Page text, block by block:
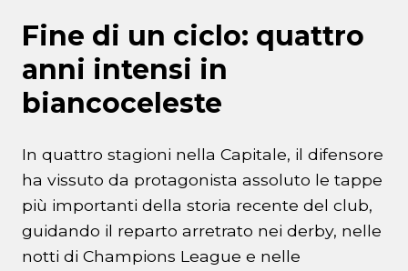
Fine di un ciclo: quattro
anni intensi in
biancoceleste
In quattro stagioni nella Capitale, il difensore
ha vissuto da protagonista assoluto le tappe
più importanti della storia recente del club,
guidando il reparto arretrato nei derby, nelle
notti di Champions League e nelle